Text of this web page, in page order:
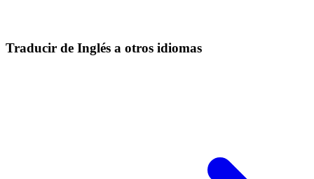
Traducir de Inglés a otros idiomas